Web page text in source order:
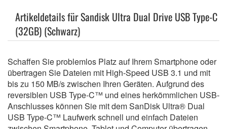
Artikeldetails für Sandisk Ultra Dual Drive USB Type-C
(32GB) (Schwarz)
Schaffen Sie problemlos Platz auf Ihrem Smartphone oder
übertragen Sie Dateien mit High-Speed USB 3.1 und mit
bis zu 150 MB/s zwischen Ihren Geräten. Aufgrund des
reversiblen USB Type-C™ und eines herkömmlichen USB-
Anschlusses können Sie mit dem SanDisk Ultra® Dual
USB Type-C™ Laufwerk schnell und einfach Dateien